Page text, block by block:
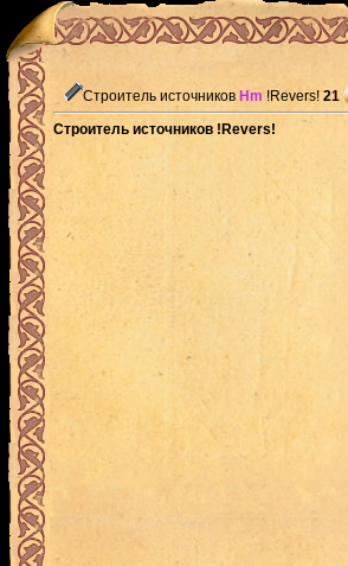
Строитель источников Hm !Revers! 21
Строитель источников !Revers!